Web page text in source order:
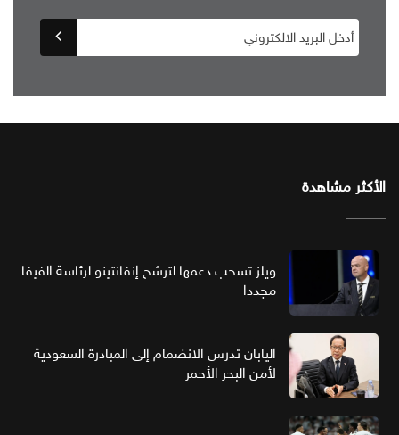
الأكثر مشاهدة
ويلز تسحب دعمها لترشح إنفانتينو لرئاسة الفيفا
مجددا
اليابان تدرس الانضمام إلى المبادرة السعودية
لأمن البحر الأحمر